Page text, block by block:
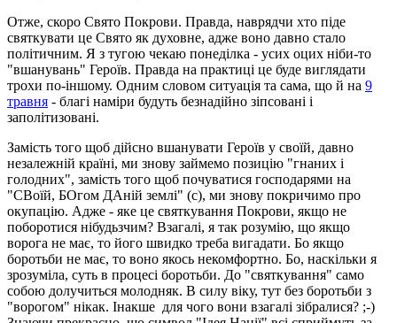
Отже, скоро Свято Покрови. Правда, наврядчи хто піде
святкувати це Свято як духовне, адже воно давно стало
політичним. Я з тугою чекаю понеділка - усих оцих ніби-то
"вшанувань" Героїв. Правда на практиці це буде виглядати
трохи по-іншому. Одним словом ситуація та сама, що й на 9
травня - благі наміри будуть безнадійно зіпсовані і
заполітизовані.
Замість того щоб дійсно вшанувати Героїв у своїй, давно
незалежній країні, ми знову займемо позицію "гнаних і
голодних", замість того щоб почуватися господарями на
"СВоїй, БОгом ДАній землі" (с), ми знову покричимо про
окупацію. Адже - яке це святкування Покрови, якщо не
поборотися нібудьзчим? Взагалі, я так розумію, що якщо
ворога не має, то його швидко треба вигадати. Бо якщо
боротьби не має, то воно якось некомфортно. Бо, наскільки я
зрозуміла, суть в процесі боротьби. До "святкування" само
собою долучиться молодняк. В силу віку, тут без боротьби з
"ворогом" нікак. Інакше для чого вони взагалі зібралися? ;-)